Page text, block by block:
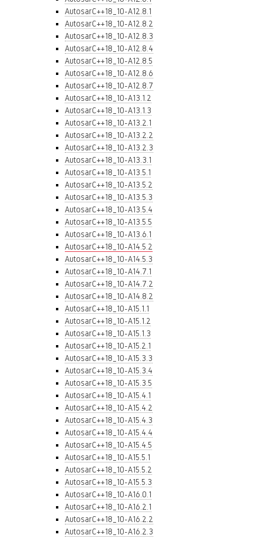
AutosarC++18_10-A12.8.1
AutosarC++18_10-A12.8.2
AutosarC++18_10-A12.8.3
AutosarC++18_10-A12.8.4
AutosarC++18_10-A12.8.5
AutosarC++18_10-A12.8.6
AutosarC++18_10-A12.8.7
AutosarC++18_10-A13.1.2
AutosarC++18_10-A13.1.3
AutosarC++18_10-A13.2.1
AutosarC++18_10-A13.2.2
AutosarC++18_10-A13.2.3
AutosarC++18_10-A13.3.1
AutosarC++18_10-A13.5.1
AutosarC++18_10-A13.5.2
AutosarC++18_10-A13.5.3
AutosarC++18_10-A13.5.4
AutosarC++18_10-A13.5.5
AutosarC++18_10-A13.6.1
AutosarC++18_10-A14.5.2
AutosarC++18_10-A14.5.3
AutosarC++18_10-A14.7.1
AutosarC++18_10-A14.7.2
AutosarC++18_10-A14.8.2
AutosarC++18_10-A15.1.1
AutosarC++18_10-A15.1.2
AutosarC++18_10-A15.1.3
AutosarC++18_10-A15.2.1
AutosarC++18_10-A15.3.3
AutosarC++18_10-A15.3.4
AutosarC++18_10-A15.3.5
AutosarC++18_10-A15.4.1
AutosarC++18_10-A15.4.2
AutosarC++18_10-A15.4.3
AutosarC++18_10-A15.4.4
AutosarC++18_10-A15.4.5
AutosarC++18_10-A15.5.1
AutosarC++18_10-A15.5.2
AutosarC++18_10-A15.5.3
AutosarC++18_10-A16.0.1
AutosarC++18_10-A16.2.1
AutosarC++18_10-A16.2.2
AutosarC++18_10-A16.2.3